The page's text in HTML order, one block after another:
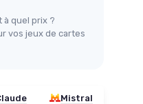
à quel prix ?
vos jeux de cartes
Mistral